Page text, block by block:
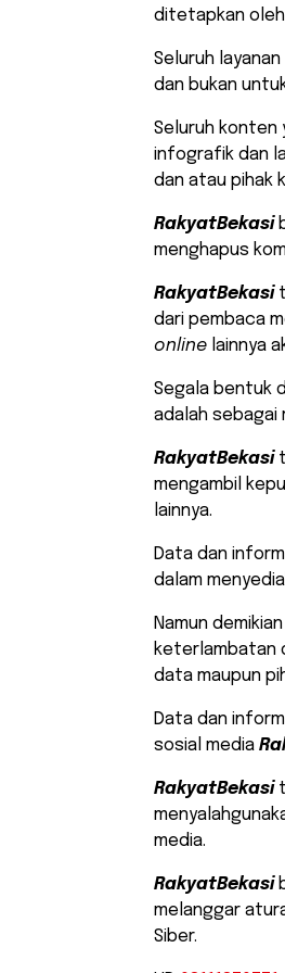
ditetapkan oleh
Seluruh
dan bukan
Seluruh konten
infografik dan
dan atau pihak
RakyatBekasi
menghapus
RakyatBekasi
dari pembaca
online lainnya
Segala bentuk
adalah sebagai
RakyatBekasi
mengambil
lainnya.
Data dan
dalam
Namun demikian
keterlambatan
data maupun
Data dan
sosial media
RakyatBekasi
media.
RakyatBekasi
melanggar
Siber.